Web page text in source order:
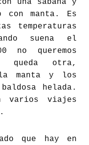
una sábana y
manta. Es
temperaturas
suena el
no queremos
queda otra,
manta y los
helada.
varios viajes
que hay en